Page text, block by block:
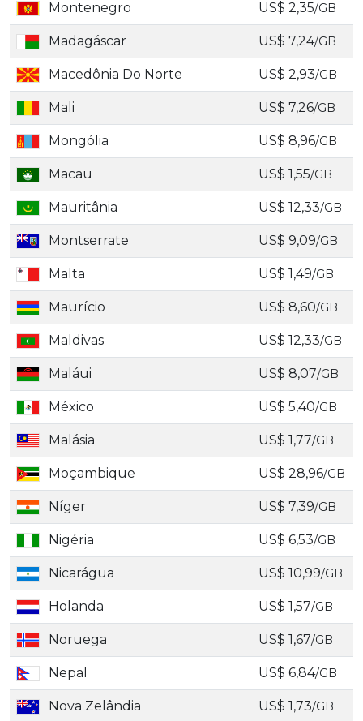
Montenegro US$ 2,35/GB
Madagáscar US$ 7,24/GB
Macedônia Do Norte US$ 2,93/GB
Mali US$ 7,26/GB
Mongólia US$ 8,96/GB
Macau US$ 1,55/GB
Mauritânia US$ 12,33/GB
Montserrate US$ 9,09/GB
Malta US$ 1,49/GB
Maurício US$ 8,60/GB
Maldivas US$ 12,33/GB
Maláui US$ 8,07/GB
México US$ 5,40/GB
Malásia US$ 1,77/GB
Moçambique US$ 28,96/GB
Níger US$ 7,39/GB
Nigéria US$ 6,53/GB
Nicarágua US$ 10,99/GB
Holanda US$ 1,57/GB
Noruega US$ 1,67/GB
Nepal US$ 6,84/GB
Nova Zelândia US$ 1,73/GB